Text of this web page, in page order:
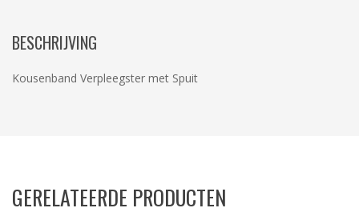
BESCHRIJVING
Kousenband Verpleegster met Spuit
GERELATEERDE PRODUCTEN